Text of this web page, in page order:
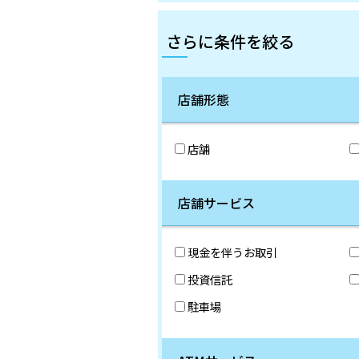
さらに条件を絞る
店舗形態
店舗
店舗サービス
現金を伴うお取引
投資信託
駐車場